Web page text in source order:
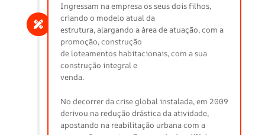
Ingressam na empresa os seus dois filhos,
criando o modelo atual da
estrutura, alargando a área de atuação, com a
promoção, construção
de loteamentos habitacionais, com a sua
construção integral e
venda.
No decorrer da crise global instalada, em 2009
derivou na redução drástica da atividade,
apostando na reabilitação urbana com a